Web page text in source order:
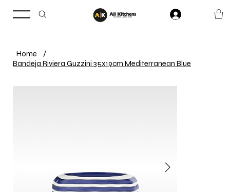
Home
/
Bandeja Riviera Guzzini 35x19cm Mediterranean Blue